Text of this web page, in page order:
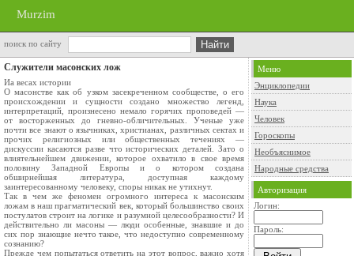
Murzim
поиск по сайту
Служители масонских лож
Иа весах истории
О масонстве как об узком засекреченном сообществе, о его
происхождении и сущности создано множество легенд,
интерпретаций, произнесено немало горячих проповедей —
от восторженных до гневно-обличительных. Ученые уже
почти все знают о язычниках, христианах, различных сектах и
прочих религиозных или общественных течениях —
дискуссии касаются разве что исторических деталей. Зато о
влиятельнейшем движении, которое охватило в свое время
половину Западной Европы и о котором создана
обширнейшая литература, доступная каждому
заинтересованному человеку, споры никак не утихнут.
Так в чем же феномен огромного интереса к масонским
ложам в наш прагматический век, который большинство своих
постулатов строит на логике и разумной целесообразности? И
действительно ли масоны — люди особенные, знавшие и до
сих пор знающие нечто такое, что недоступно современному
сознанию?
Прежде чем попытаться ответить на этот вопрос, важно хотя
Меню
Энциклопедии
Наука
Человек
Гороскопы
Необъяснимое
Народные средства
Авторизация
Логин:
Пароль: